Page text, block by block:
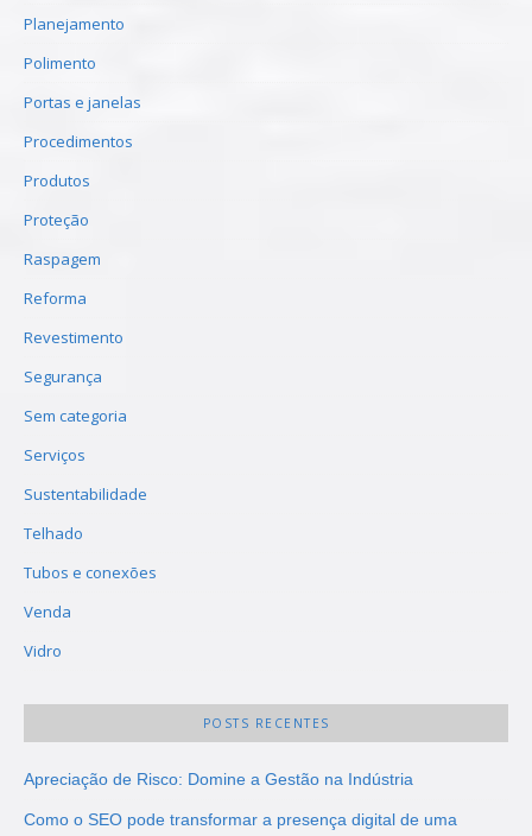
Planejamento
Polimento
Portas e janelas
Procedimentos
Produtos
Proteção
Raspagem
Reforma
Revestimento
Segurança
Sem categoria
Serviços
Sustentabilidade
Telhado
Tubos e conexões
Venda
Vidro
POSTS RECENTES
Apreciação de Risco: Domine a Gestão na Indústria
Como o SEO pode transformar a presença digital de uma